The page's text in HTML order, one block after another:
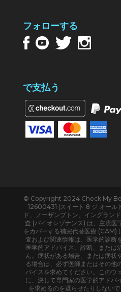
フォローする
で支払う
© Copyright 2024 Check My
12600431 |スイート 8 ジ オール
ド、ノーザンプトン、イングラン
査 (バイオレゾナンス) は、主流医
をカバーする補完代替医療 (CAM)
査および関連情報は、医学的診断
医学的アドバイス、診断、または
ん。病状がある場合、または病状
る場合は、必ず医師またはその他
バイスを求めてください。このウ
に、決して専門家の医学的アドバ
を求めるのを遅らせたりしない